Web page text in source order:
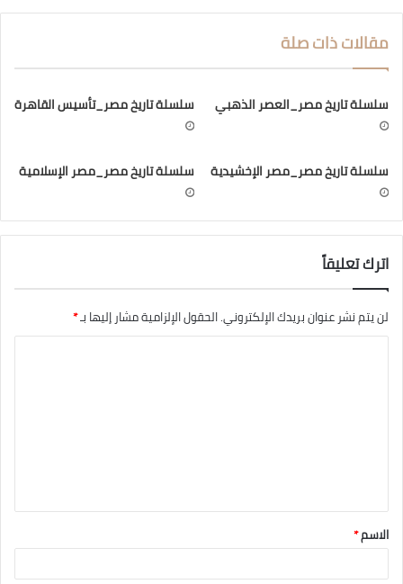
مقالات ذات صلة
سلسلة تاريخ مصر_العصر الذهبي سلسلة تاريخ مصر_تأسيس القاهرة
سلسلة تاريخ مصر_مصر الإخشيدية سلسلة تاريخ مصر_مصر الإسلامية
اترك تعليقاً
لن يتم نشر عنوان بريدك الإلكتروني.الحقول الإلزامية مشار إليها بـ*
الاسم*